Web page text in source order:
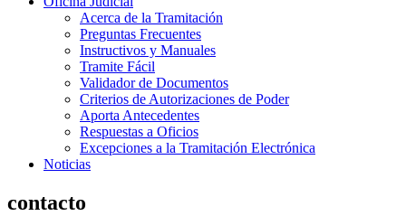
Acerca de la Tramitación
Preguntas Frecuentes
Instructivos y Manuales
Tramite Fácil
Validador de Documentos
Criterios de Autorizaciones de Poder
Aporta Antecedentes
Respuestas a Oficios
Excepciones a la Tramitación Electrónica
Noticias
contacto